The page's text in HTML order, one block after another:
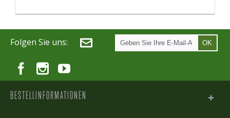
Folgen Sie uns: OK
BESTELLINFORMATIONEN